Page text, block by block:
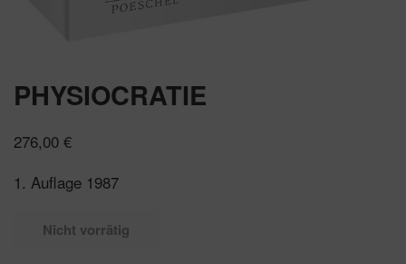
PHYSIOCRATIE
276,00 €
1. Auflage 1987
Nicht vorrätig